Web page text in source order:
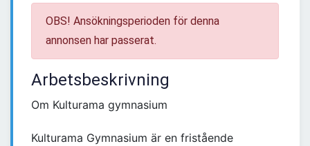
OBS! Ansökningsperioden för denna
annonsen har passerat.
Arbetsbeskrivning
Om Kulturama gymnasium
Kulturama Gymnasium är en fristående